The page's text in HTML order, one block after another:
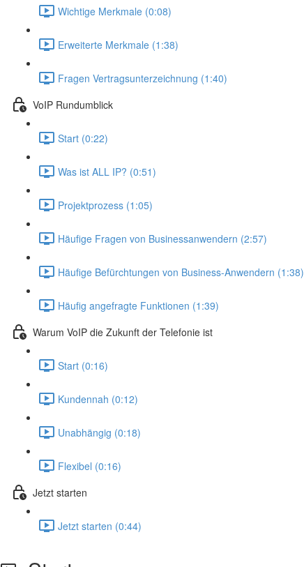
Wichtige Merkmale (0:08)
Erweiterte Merkmale (1:38)
Fragen Vertragsunterzeichnung (1:40)
VoIP Rundumblick
Start (0:22)
Was ist ALL IP? (0:51)
Projektprozess (1:05)
Häufige Fragen von Businessanwendern (2:57)
Häufige Befürchtungen von Business-Anwendern (1:38)
Häufig angefragte Funktionen (1:39)
Warum VoIP die Zukunft der Telefonie ist
Start (0:16)
Kundennah (0:12)
Unabhängig (0:18)
Flexibel (0:16)
Jetzt starten
Jetzt starten (0:44)